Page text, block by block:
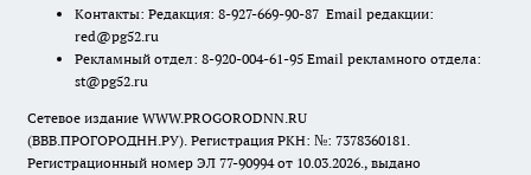
Контакты: Редакция: 8-927-669-90-87 Email редакции:
red@pg52.ru
Рекламный отдел: 8-920-004-61-95 Email рекламного отдела:
st@pg52.ru
Сетевое издание WWW.PROGORODNN.RU
(ВВВ.ПРОГОРОДНН.РУ). Регистрация РКН: №: 7378360181.
Регистрационный номер ЭЛ 77-90994 от 10.03.2026., выдано